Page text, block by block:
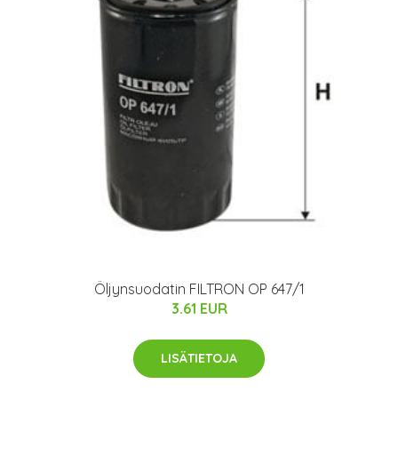
Öljynsuodatin FILTRON OP 647/1
3.61 EUR
LISÄTIETOJA